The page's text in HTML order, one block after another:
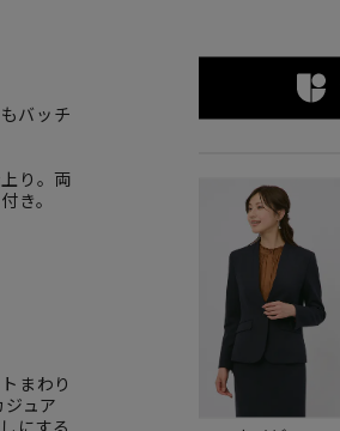
バッチ
り。両
き。
まわり
ュア
にする